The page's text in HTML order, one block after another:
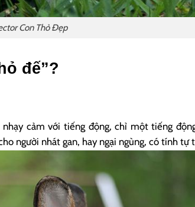
Con Thỏ Đẹp
đế”?
cảm với tiếng động, chỉ một tiếng
người nhát gan, hay ngại ngùng, có tính tự